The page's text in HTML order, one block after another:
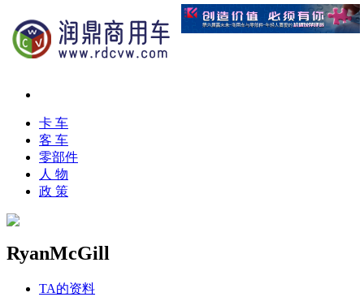
卡 车
客 车
零部件
人 物
政 策
RyanMcGill
TA的资料